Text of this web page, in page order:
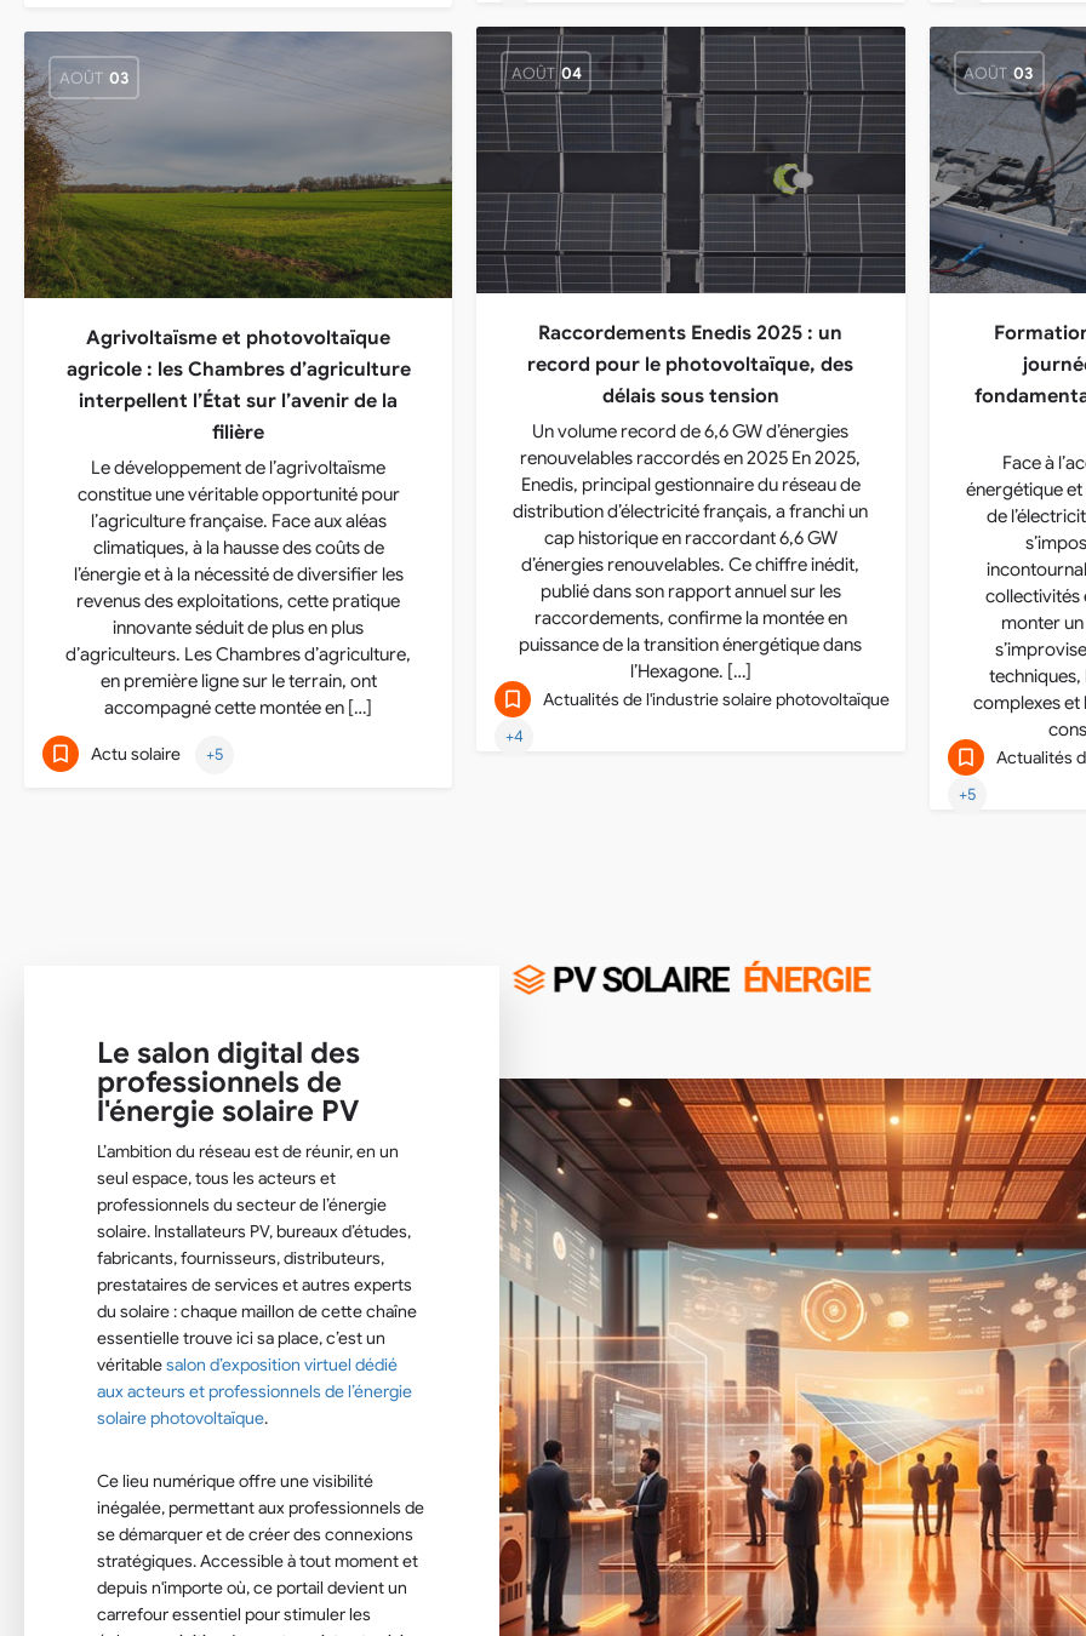
AOÛT 04
Raccordements Enedis 2025 : un
record pour le photovoltaïque, des
délais sous tension
Un volume record de 6,6 GW d’énergies
renouvelables raccordés en 2025 En 2025,
Enedis, principal gestionnaire du réseau de
distribution d’électricité français, a franchi un
cap historique en raccordant 6,6 GW
d’énergies renouvelables. Ce chiffre inédit,
publié dans son rapport annuel sur les
raccordements, confirme la montée en
puissance de la transition énergétique dans
l’Hexagone. […]
Actualités de l'industrie solaire photovoltaïque
+4
AOÛT 03
Face à
énergétique et
de
collectivités
monter
techniques,
complexes et
Actualités
+5
AOÛT 03
Agrivoltaïsme et photovoltaïque
agricole : les Chambres d’agriculture
interpellent l’État sur l’avenir de la
filière
Le développement de l’agrivoltaïsme
constitue une véritable opportunité pour
l’agriculture française. Face aux aléas
climatiques, à la hausse des coûts de
l’énergie et à la nécessité de diversifier les
revenus des exploitations, cette pratique
innovante séduit de plus en plus
d’agriculteurs. Les Chambres d’agriculture,
en première ligne sur le terrain, ont
accompagné cette montée en […]
Actu solaire +5
Le salon digital des
professionnels de
l'énergie solaire PV
L’ambition du réseau est de réunir, en un
seul espace, tous les acteurs et
professionnels du secteur de l’énergie
solaire. Installateurs PV, bureaux d’études,
fabricants, fournisseurs, distributeurs,
prestataires de services et autres experts
du solaire : chaque maillon de cette chaîne
essentielle trouve ici sa place, c’est un
véritablesalon d’exposition virtuel dédié
aux acteurs et professionnels de l’énergie
solaire photovoltaïque.
Ce lieu numérique offre une visibilité
inégalée, permettant aux professionnels de
se démarquer et de créer des connexions
stratégiques. Accessible à tout moment et
depuis n'importe où, ce portail devient un
carrefour essentiel pour stimuler les